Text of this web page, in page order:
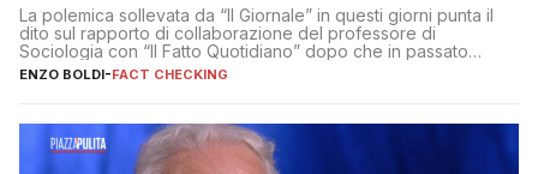
La polemica sollevata da “Il Giornale” in questi giorni punta il
dito sul rapporto di collaborazione del professore di
Sociologia con “Il Fatto Quotidiano” dopo che in passato
erano volati stracci
ENZO BOLDI-FACT CHECKING